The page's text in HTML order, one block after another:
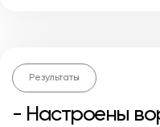
Результаты
- Настроены